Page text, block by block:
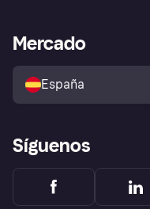
Directorio de tiendas
Política de protección al
comprador de Klarna
Reclamaciones
Acceso empresas
Mercado
España
Síguenos